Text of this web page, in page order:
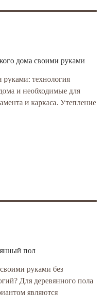
дома своими руками
технология
и необходимые для
и каркаса. Утепление
пол
руками без
Для деревянного пола
являются